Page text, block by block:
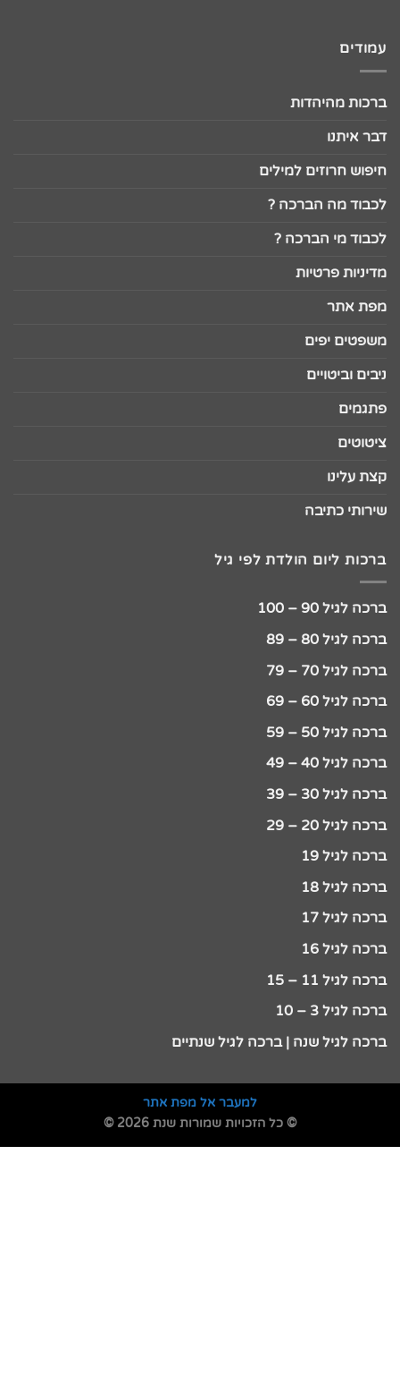
עמודים
ברכות מהיהדות
דבר איתנו
חיפוש חרוזים למילים
לכבוד מה הברכה ?
לכבוד מי הברכה ?
מדיניות פרטיות
מפת אתר
משפטים יפים
ניבים וביטויים
פתגמים
ציטוטים
קצת עלינו
שירותי כתיבה
ברכות ליום הולדת לפי גיל
ברכה לגיל 90 – 100
ברכה לגיל 80 – 89
ברכה לגיל 70 – 79
ברכה לגיל 60 – 69
ברכה לגיל 50 – 59
ברכה לגיל 40 – 49
ברכה לגיל 30 – 39
ברכה לגיל 20 – 29
ברכה לגיל 19
ברכה לגיל 18
ברכה לגיל 17
ברכה לגיל 16
ברכה לגיל 11 – 15
ברכה לגיל 3 – 10
ברכה לגיל שנה | ברכה לגיל שנתיים
למעבר אל מפת אתר
© כל הזכויות שמורות שנת 2026 ©